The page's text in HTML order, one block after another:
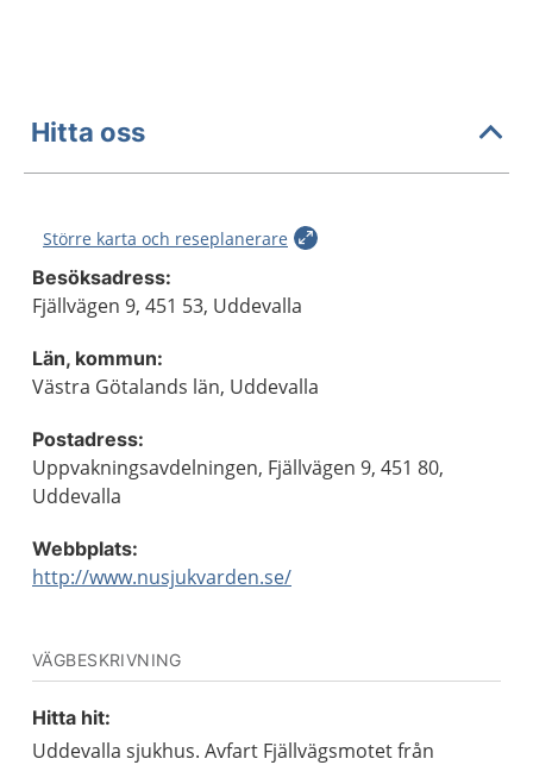
Hitta oss
Större karta och reseplanerare
Besöksadress:
Fjällvägen 9, 451 53, Uddevalla
Län, kommun:
Västra Götalands län, Uddevalla
Postadress:
Uppvakningsavdelningen, Fjällvägen 9, 451 80,
Uddevalla
Webbplats:
http://www.nusjukvarden.se/
VÄGBESKRIVNING
Hitta hit:
Uddevalla sjukhus. Avfart Fjällvägsmotet från